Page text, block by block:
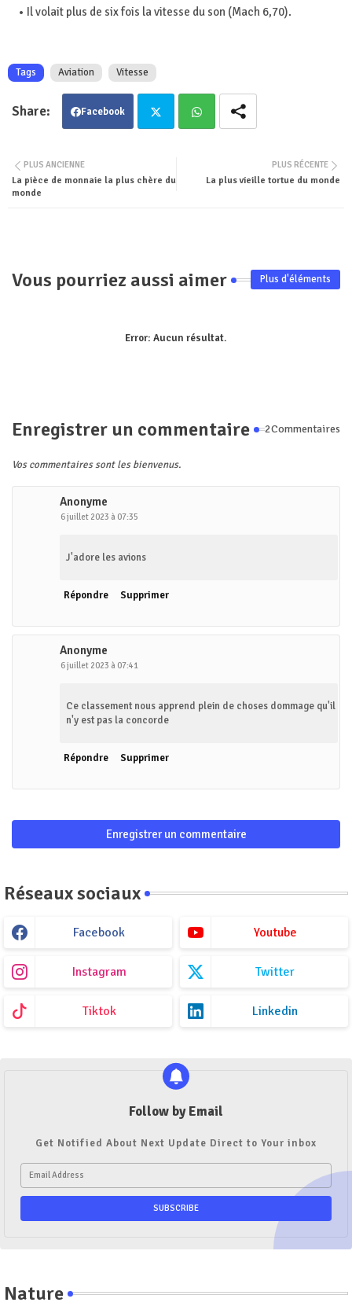
Il volait plus de six fois la vitesse du son (Mach 6,70).
Tags Aviation Vitesse
Facebook
ter
PLUS RÉCENTE
La plus vieille tortue du monde
PLUS ANCIENNE
La pièce de monnaie la plus chère du
monde
Vous pourriez aussi aimer Plus d'éléments
Error: Aucun résultat.
Enregistrer un commentaire 2Commentaires
Vos commentaires sont les bienvenus.
Anonyme
6 juillet 2023 à 07:35
J'adore les avions
Répondre Supprimer
Anonyme
6 juillet 2023 à 07:41
Ce classement nous apprend plein de choses dommage qu'il
n'y est pas la concorde
Répondre Supprimer
Enregistrer un commentaire
Réseaux sociaux
Facebook Youtube
Instagram Twitter
Tiktok Linkedin
Follow by Email
Get Notified About Next Update Direct to Your inbox
Nature